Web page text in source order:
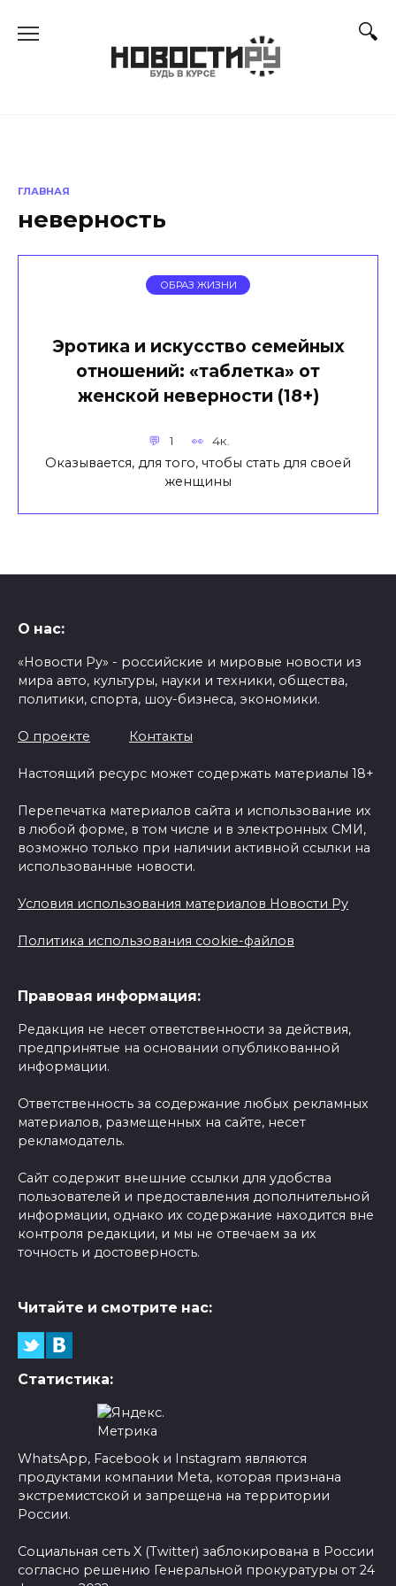
ГЛАВНАЯ
неверность
ОБРАЗ ЖИЗНИ
Эротика и искусство семейных
отношений: «таблетка» от
женской неверности (18+)
1 4к.
Оказывается, для того, чтобы стать для своей
женщины
О нас:
«Новости Ру» - российские и мировые новости из
мира авто, культуры, науки и техники, общества,
политики, спорта, шоу-бизнеса, экономики.
О проекте Контакты
Настоящий ресурс может содержать материалы 18+
Перепечатка материалов сайта и использование их
в любой форме, в том числе и в электронных СМИ,
возможно только при наличии активной ссылки на
использованные новости.
Условия использования материалов Новости Ру
Политика использования cookie-файлов
Правовая информация:
Редакция не несет ответственности за действия,
предпринятые на основании опубликованной
информации.
Ответственность за содержание любых рекламных
материалов, размещенных на сайте, несет
рекламодатель.
Сайт содержит внешние ссылки для удобства
пользователей и предоставления дополнительной
информации, однако их содержание находится вне
контроля редакции, и мы не отвечаем за их
точность и достоверность.
Читайте и смотрите нас:
Статистика:
WhatsApp, Facebook и Instagram являются
продуктами компании Meta, которая признана
экстремистской и запрещена на территории
России.
Социальная сеть X (Twitter) заблокирована в России
согласно решению Генеральной прокуратуры от 24